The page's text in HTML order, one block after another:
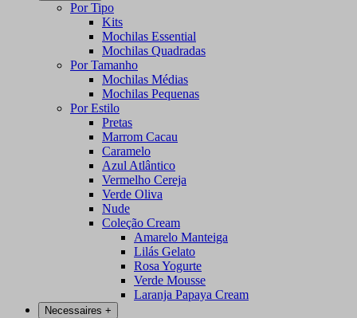
Por Tipo
Kits
Mochilas Essential
Mochilas Quadradas
Por Tamanho
Mochilas Médias
Mochilas Pequenas
Por Estilo
Pretas
Marrom Cacau
Caramelo
Azul Atlântico
Vermelho Cereja
Verde Oliva
Nude
Coleção Cream
Amarelo Manteiga
Lilás Gelato
Rosa Yogurte
Verde Mousse
Laranja Papaya Cream
Necessaires +